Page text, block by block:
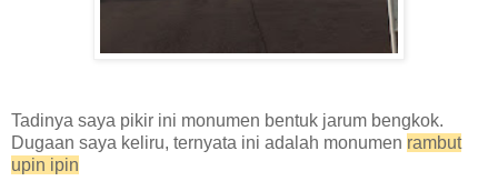
Tadinya saya pikir ini monumen bentuk jarum bengkok.
Dugaan saya keliru, ternyata ini adalah monumen rambut
upin ipin